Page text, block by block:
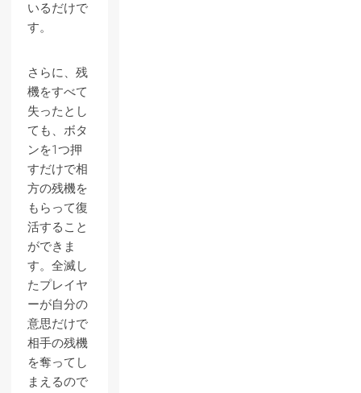
いるだけで
す。
さらに、残
機をすべて
失ったとし
ても、ボタ
ンを1つ押
すだけで相
方の残機を
もらって復
活すること
ができま
す。全滅し
たプレイヤ
ーが自分の
意思だけで
相手の残機
を奪ってし
まえるので